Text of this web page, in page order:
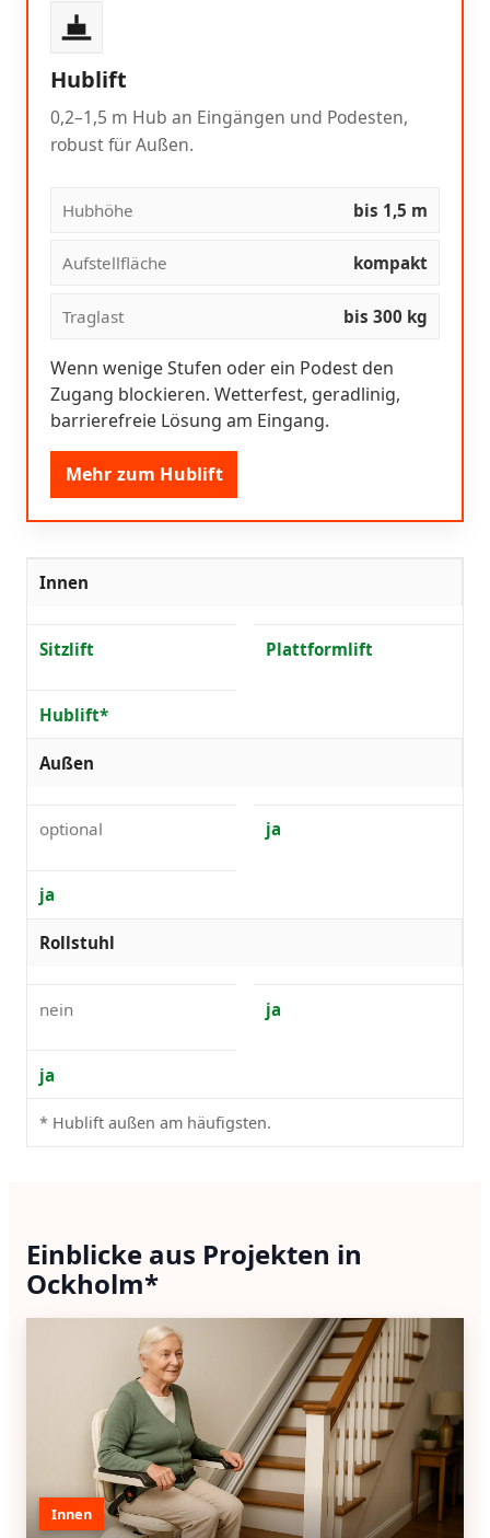
Hublift
0,2–1,5 m Hub an Eingängen und Podesten,
robust für Außen.
Hubhöhe bis 1,5 m
Aufstellfläche kompakt
Traglast bis 300 kg
Wenn wenige Stufen oder ein Podest den
Zugang blockieren. Wetterfest, geradlinig,
barrierefreie Lösung am Eingang.
Mehr zum Hublift
Innen
Sitzlift Plattformlift
Hublift*
Außen
optional ja
ja
Rollstuhl
nein ja
ja
* Hublift außen am häufigsten.
Einblicke aus Projekten in
Ockholm*
Innen